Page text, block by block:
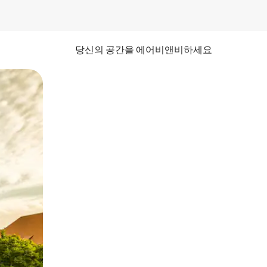
당신의 공간을 에어비앤비하세요